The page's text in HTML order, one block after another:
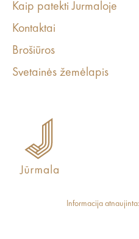
Kaip patekti Jurmaloje
Kontaktai
Brošiūros
Svetainės žemėlapis
Informacija